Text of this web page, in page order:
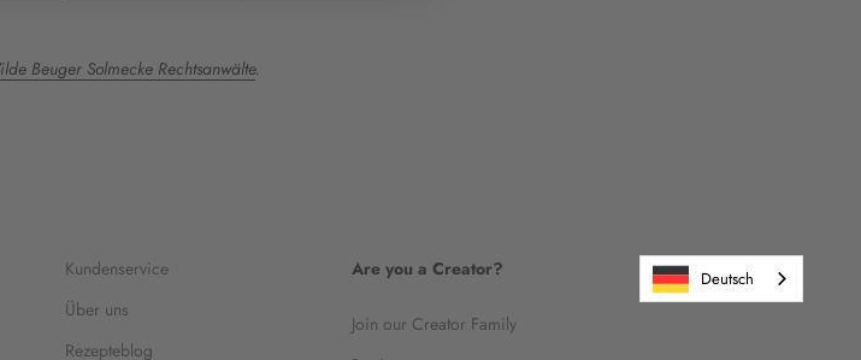
Beuger Solmecke Rechtsanwälte.
Kundenservice
Über uns
Rezepteblog
Are you a Creator?
Join our Creator Family
Deutsch